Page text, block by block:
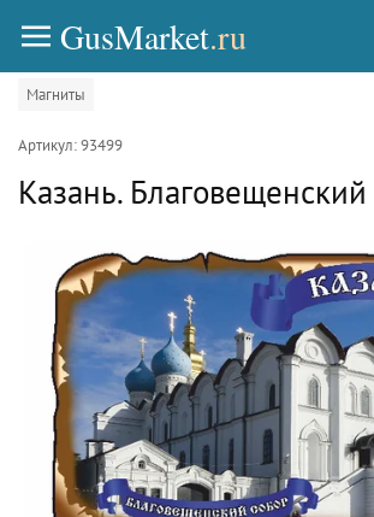
GusMarket.ru
Магниты
Артикул: 93499
Казань.